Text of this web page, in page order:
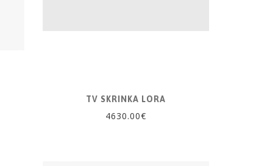
TV SKRINKA LORA
4630.00€